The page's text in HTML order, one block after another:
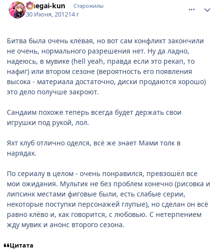
Onegai-kun Старожилы
30 Июня, 201214 г
Битва была очень клёвая, но вот сам конфликт закончили
не очень, нормального разрешения нет. Ну да ладно,
надеюсь, в мувике (hell yeah, правда если это рекап, то
нафиг) или втором сезоне (вероятность его появления
высока - материала достаточно, диски продаются хорошо)
это дело получше закроют.
Сандаим похоже теперь всегда будет держать свои
игрушки под рукой, лол.
Яхт клуб отлично оделся, всё же знает Мами толк в
нарядах.
По сериалу в целом - очень понравился, превзошёл все
мои ожидания. Мультик не без проблем конечно (рисовка и
липсинк местами фиговые были, есть слабые серии,
некоторые поступки персонажей глупые), но сделан он всё
равно клёво и, как говорится, с любовью. С нетерпением
жду мувик и анонс второго сезона.
Цитата